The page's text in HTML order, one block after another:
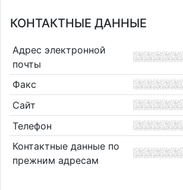
КОНТАКТНЫЕ ДАННЫЕ
Адрес электронной
почты
Факс
Сайт
Телефон
Контактные данные по
прежним адресам